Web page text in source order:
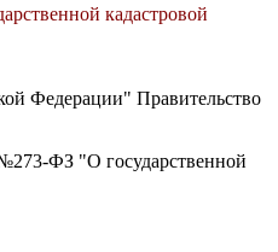
кадастровой
Федерации" Правительство
ФЗ "О государственной